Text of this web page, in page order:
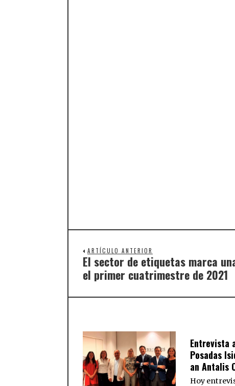
ARTÍCULO ANTERIOR
El sector de etiquetas marca
el primer cuatrimestre de 2021
Entrevista
Posadas
an Antalis
Hoy